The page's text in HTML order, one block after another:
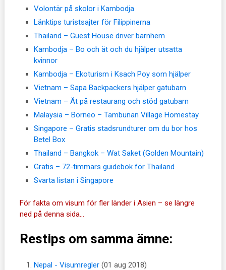
Volontär på skolor i Kambodja
Länktips turistsajter för Filippinerna
Thailand – Guest House driver barnhem
Kambodja – Bo och ät och du hjälper utsatta
kvinnor
Kambodja – Ekoturism i Ksach Poy som hjälper
Vietnam – Sapa Backpackers hjälper gatubarn
Vietnam – Ät på restaurang och stöd gatubarn
Malaysia – Borneo – Tambunan Village Homestay
Singapore – Gratis stadsrundturer om du bor hos
Betel Box
Thailand – Bangkok – Wat Saket (Golden Mountain)
Gratis – 72-timmars guidebok för Thailand
Svarta listan i Singapore
För fakta om visum för fler länder i Asien – se längre
ned på denna sida…
Restips om samma ämne:
Nepal - Visumregler (01 aug 2018)